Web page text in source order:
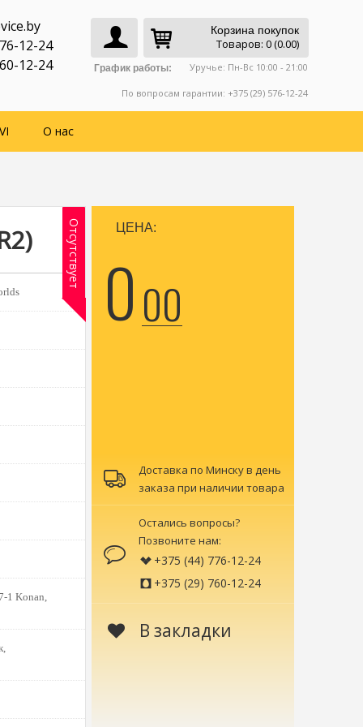
Корзина покупок
Товаров: 0 (0.00)
График работы: Уручье: Пн-Вс 10:00 - 21:00
По вопросам гарантии: +375 (29) 576-12-24
12-24
12-24
О нас
1 Konan,
Отсутствует ЦЕНА:
000
Доставка по Минску в день
заказа при наличии товара
Остались вопросы?
Позвоните нам:
+375 (44) 776-12-24
+375 (29) 760-12-24
В закладки